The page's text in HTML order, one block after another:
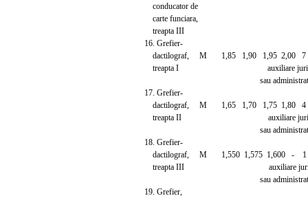
conducator de
carte funciara,
treapta III
16. Grefier-
dactilograf, M 1,85 1,90 1,95 2,00 7
treapta I auxiliare
sau
17. Grefier-
dactilograf, M 1,65 1,70 1,75 1,80 4
treapta II auxiliare
sau
18. Grefier-
dactilograf, M 1,550 1,575 1,600 - 1
treapta III auxiliare
sau
19. Grefier,